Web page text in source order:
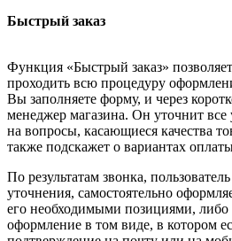
Быстрый заказ
Функция «Быстрый заказ»
проходить всю процедуру
Вы заполняете форму, и через
менеджер магазина. Он уточнит все
на вопросы, касающиеся качества
также подскажет о вариантах
По результатам звонка,
уточнения, самостоятельно
его необходимыми позициями, либо
оформление в том виде, в котором